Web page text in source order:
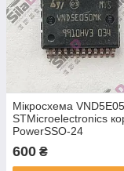
Мікросхема
STMicroelectronics
PowerSSO-24
600 ₴